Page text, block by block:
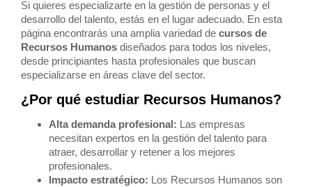
Si quieres especializarte en la gestión de personas y el
desarrollo del talento, estás en el lugar adecuado. En esta
página encontrarás una amplia variedad decursos de
Recursos Humanos diseñados para todos los niveles,
desde principiantes hasta profesionales que buscan
especializarse en áreas clave del sector.
¿Por qué estudiar Recursos Humanos?
Alta demanda profesional: Las empresas
necesitan expertos en la gestión del talento para
atraer, desarrollar y retener a los mejores
profesionales.
Impacto estratégico: Los Recursos Humanos son